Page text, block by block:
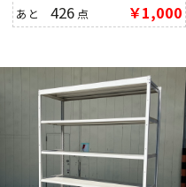
あと426 点 ￥1,000